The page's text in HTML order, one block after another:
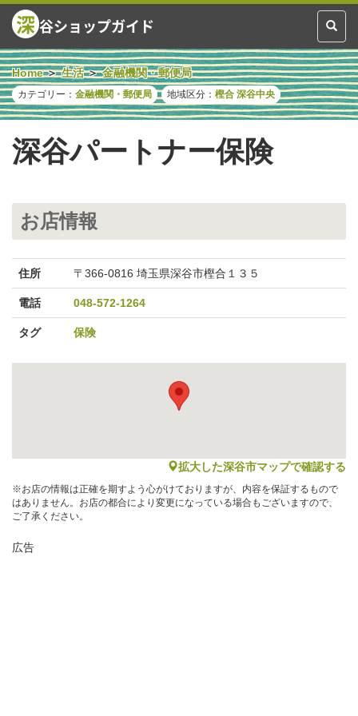
Toggle
深 谷ショップガイド
Home 生活 金融機関・郵便局
カテゴリー： 金融機関・郵便局 地域区分： 樫合 深谷中央
深谷パートナー保険
お店情報
住所 〒366-0816 埼玉県深谷市樫合１３５
電話 048-572-1264
タグ 保険
map
拡大した深谷市マップで確認する
※お店の情報は正確を期すよう心がけておりますが、内容を保証するもので
はありません。お店の都合により変更になっている場合もございますので、
ご了承ください。
広告